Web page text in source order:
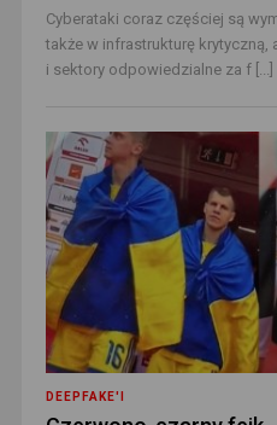
Cyberataki coraz częściej są
także w infrastrukturę krytyczną,
i sektory odpowiedzialne za f [...]
DEEPFAKE'I